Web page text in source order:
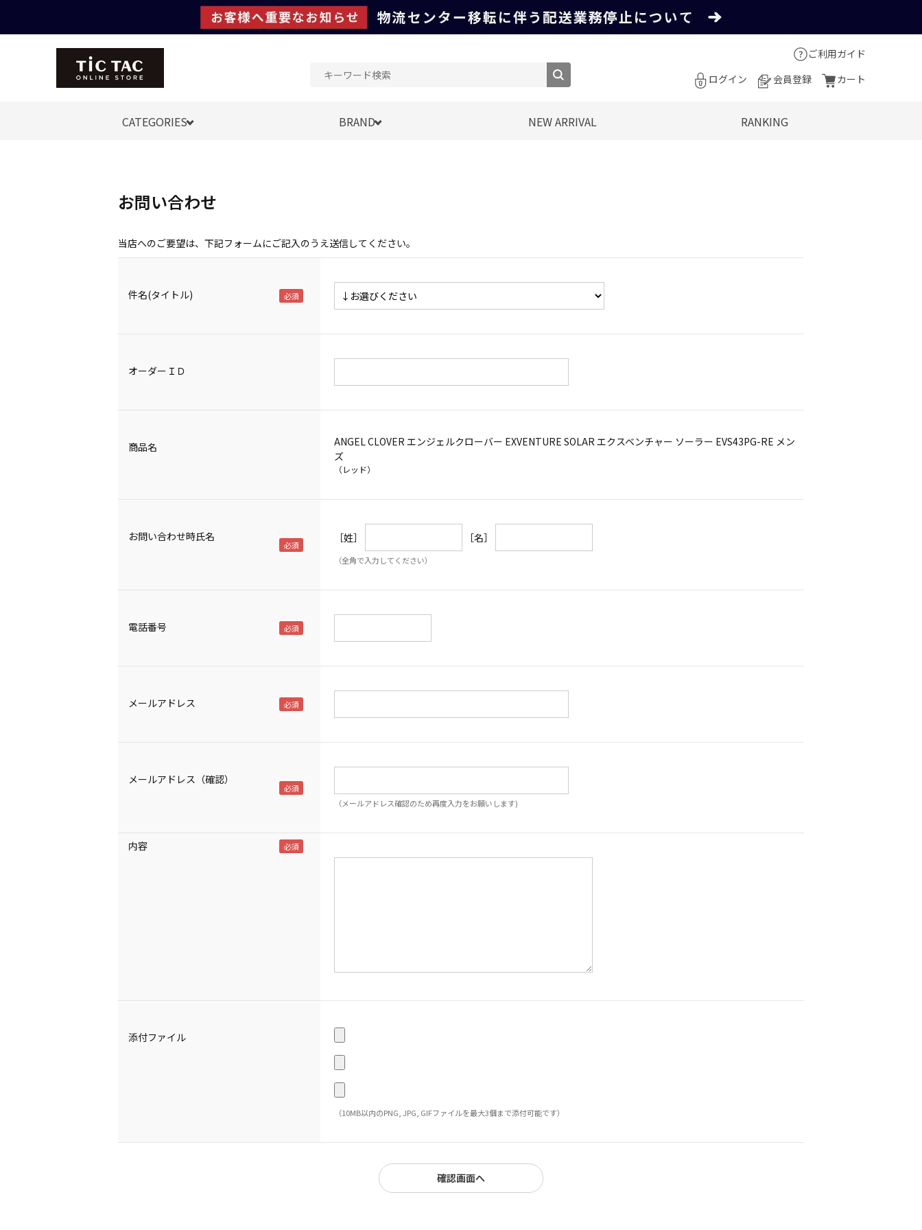
ご利用ガイド
ログイン
会員登録 カート
CATEGORIES BRAND NEW ARRIVAL RANKING
お問い合わせ
当店へのご要望は、下記フォームにご記入のうえ送信してください。
件名(タイトル)
オーダーＩＤ
商品名
ANGEL CLOVER エンジェルクローバー EXVENTURE SOLAR エクスベンチャー ソーラー EVS43PG-RE メン
ズ
（レッド）
お問い合わせ時氏名 ［姓］ ［名］
（全角で入力してください）
電話番号
メールアドレス
メールアドレス（確認）
（メールアドレス確認のため再度入力をお願いします)
内容
添付ファイル
（10MB以内のPNG, JPG, GIFファイルを最大3個まで添付可能です）